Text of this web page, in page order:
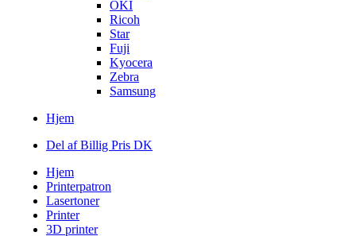
OKI
Ricoh
Star
Fuji
Kyocera
Zebra
Samsung
Hjem
Del af Billig Pris DK
Hjem
Printerpatron
Lasertoner
Printer
3D printer